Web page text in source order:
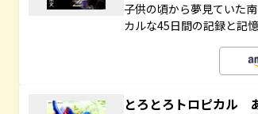
子供の頃から夢見ていた
カルな45日間の記録と記憶
とろとろトロピカル